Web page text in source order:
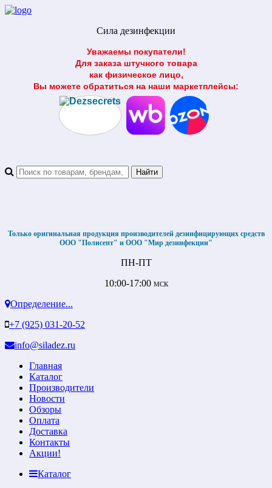
Сила дезинфекции
Уважаемы покупатели!
Для заказа штучного товара
как физическое лицо,
Вы можете обратиться на наши маркетплейсы:
Только оригинальная продукция производителей дезинфицирующих средств
ООО "Полисепт" и ООО "Мир дезинфекции"
ПН-ПТ
10:00-17:00 МСК
Определение...
+7 (925) 031-20-52
info@siladez.ru
Главная
Каталог
Производители
Новости
Обзоры
Оплата
Доставка
Контакты
Акции!
Каталог